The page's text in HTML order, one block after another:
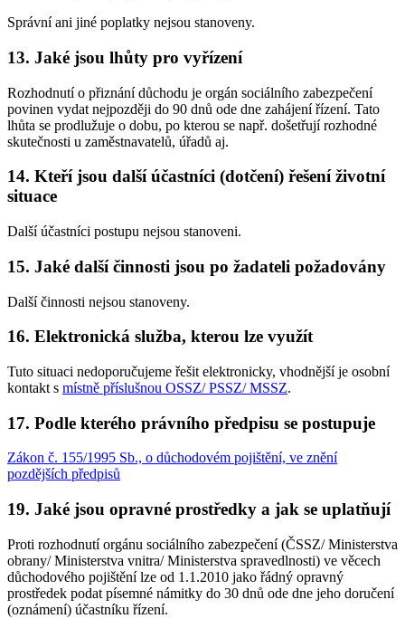
Správní ani jiné poplatky nejsou stanoveny.
13. Jaké jsou lhůty pro vyřízení
Rozhodnutí o přiznání důchodu je orgán sociálního zabezpečení
povinen vydat nejpozději do 90 dnů ode dne zahájení řízení. Tato
lhůta se prodlužuje o dobu, po kterou se např. došetřují rozhodné
skutečnosti u zaměstnavatelů, úřadů aj.
14. Kteří jsou další účastníci (dotčení) řešení životní
situace
Další účastníci postupu nejsou stanoveni.
15. Jaké další činnosti jsou po žadateli požadovány
Další činnosti nejsou stanoveny.
16. Elektronická služba, kterou lze využít
Tuto situaci nedoporučujeme řešit elektronicky, vhodnější je osobní
kontakt s místně příslušnou OSSZ/ PSSZ/ MSSZ.
17. Podle kterého právního předpisu se postupuje
Zákon č. 155/1995 Sb., o důchodovém pojištění, ve znění
pozdějších předpisů
19. Jaké jsou opravné prostředky a jak se uplatňují
Proti rozhodnutí orgánu sociálního zabezpečení (ČSSZ/ Ministerstva
obrany/ Ministerstva vnitra/ Ministerstva spravedlnosti) ve věcech
důchodového pojištění lze od 1.1.2010 jako řádný opravný
prostředek podat písemné námitky do 30 dnů ode dne jeho doručení
(oznámení) účastníku řízení.